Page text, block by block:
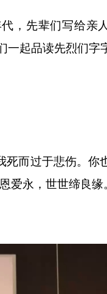
，先辈们写给亲
一起品读先烈们字
而过于悲伤。你
爱永，世世缔良缘